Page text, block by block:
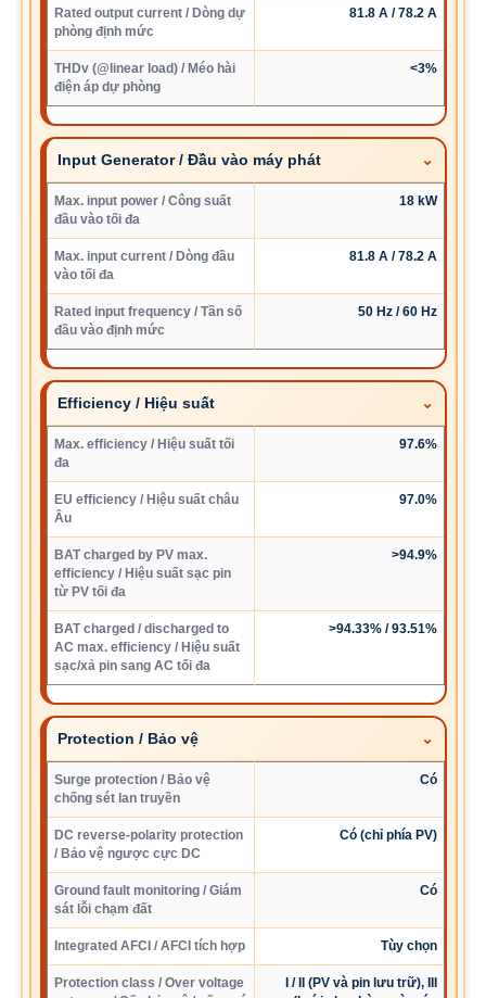
Rated output current / Dòng dự
phòng định mức
81.8 A / 78.2 A
THDv (@linear load) / Méo hài
điện áp dự phòng
<3%
Input Generator / Đầu vào máy phát
Max. input power / Công suất
đầu vào tối đa
18 kW
Max. input current / Dòng đầu
vào tối đa
81.8 A / 78.2 A
Rated input frequency / Tần số
đầu vào định mức
50 Hz / 60 Hz
Efficiency / Hiệu suất
Max. efficiency / Hiệu suất tối
đa
97.6%
EU efficiency / Hiệu suất châu
Âu
97.0%
BAT charged by PV max.
efficiency / Hiệu suất sạc pin
từ PV tối đa
>94.9%
BAT charged / discharged to
AC max. efficiency / Hiệu suất
sạc/xả pin sang AC tối đa
>94.33% / 93.51%
Protection / Bảo vệ
Surge protection / Bảo vệ
chống sét lan truyền
Có
DC reverse-polarity protection
/ Bảo vệ ngược cực DC
Có (chỉ phía PV)
Ground fault monitoring / Giám
sát lỗi chạm đất
Có
Integrated AFCI / AFCI tích hợp Tùy chọn
Protection class / Over voltage
I / II (PV và pin lưu trữ), III